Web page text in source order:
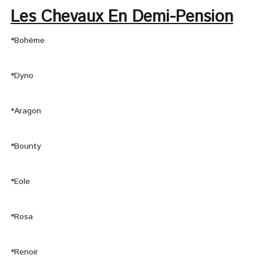
Les Chevaux En Demi-Pension
*Bohème
*Dyno
*Aragon
*Bounty
*Eole
*Rosa
*Renoir